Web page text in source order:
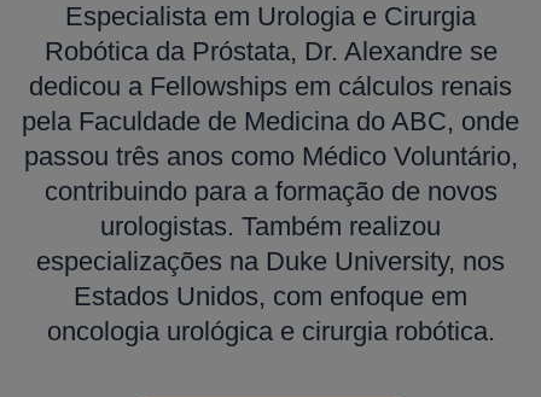
Especialista em Urologia e Cirurgia
Robótica da Próstata, Dr. Alexandre se
dedicou a Fellowships em cálculos renais
pela Faculdade de Medicina do ABC, onde
passou três anos como Médico Voluntário,
contribuindo para a formação de novos
urologistas. Também realizou
especializações na Duke University, nos
Estados Unidos, com enfoque em
oncologia urológica e cirurgia robótica.